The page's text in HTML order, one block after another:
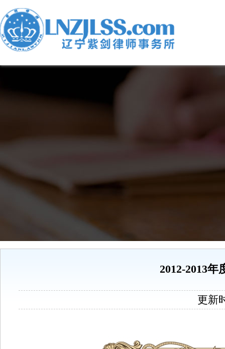
2012-2013
更新